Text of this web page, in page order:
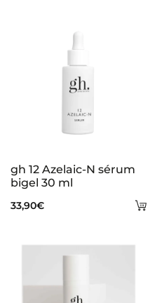
gh 12 Azelaic-N sérum
bigel 30 ml
33,90€